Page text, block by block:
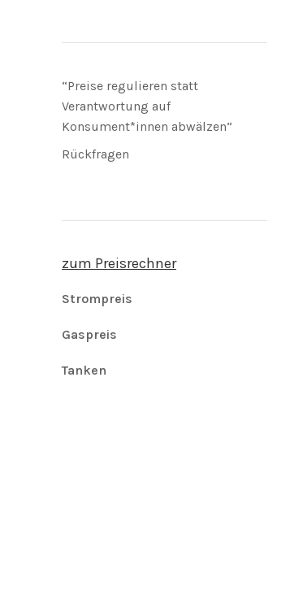
“Preise regulieren statt
Verantwortung auf
Konsument*innen abwälzen”
Rückfragen
zum Preisrechner
Strompreis
Gaspreis
Tanken